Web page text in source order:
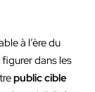
à l’ère du
dans les
public cible